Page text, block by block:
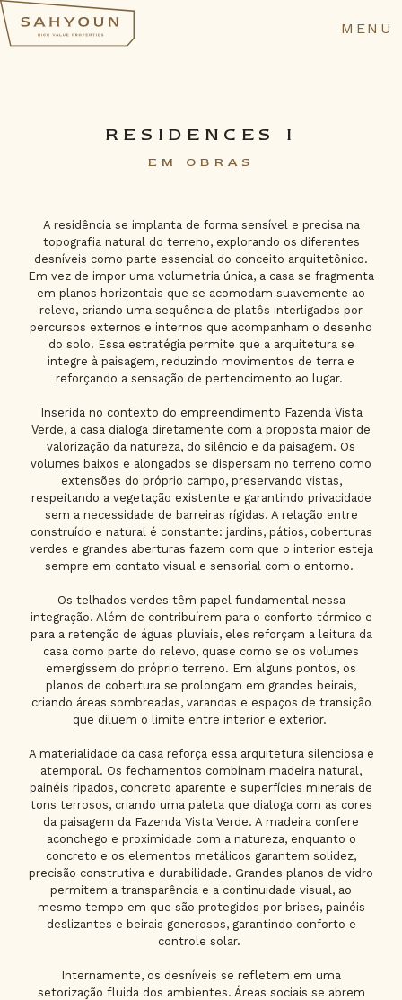
MENU
RESIDENCES I
EM OBRAS
A residência se implanta de forma sensível e precisa na
topografia natural do terreno, explorando os diferentes
desníveis como parte essencial do conceito arquitetônico.
Em vez de impor uma volumetria única, a casa se fragmenta
em planos horizontais que se acomodam suavemente ao
relevo, criando uma sequência de platôs interligados por
percursos externos e internos que acompanham o desenho
do solo. Essa estratégia permite que a arquitetura se
integre à paisagem, reduzindo movimentos de terra e
reforçando a sensação de pertencimento ao lugar.
Inserida no contexto do empreendimento Fazenda Vista
Verde, a casa dialoga diretamente com a proposta maior de
valorização da natureza, do silêncio e da paisagem. Os
volumes baixos e alongados se dispersam no terreno como
extensões do próprio campo, preservando vistas,
respeitando a vegetação existente e garantindo privacidade
sem a necessidade de barreiras rígidas. A relação entre
construído e natural é constante: jardins, pátios, coberturas
verdes e grandes aberturas fazem com que o interior esteja
sempre em contato visual e sensorial com o entorno.
Os telhados verdes têm papel fundamental nessa
integração. Além de contribuírem para o conforto térmico e
para a retenção de águas pluviais, eles reforçam a leitura da
casa como parte do relevo, quase como se os volumes
emergissem do próprio terreno. Em alguns pontos, os
planos de cobertura se prolongam em grandes beirais,
criando áreas sombreadas, varandas e espaços de transição
que diluem o limite entre interior e exterior.
A materialidade da casa reforça essa arquitetura silenciosa e
atemporal. Os fechamentos combinam madeira natural,
painéis ripados, concreto aparente e superfícies minerais de
tons terrosos, criando uma paleta que dialoga com as cores
da paisagem da Fazenda Vista Verde. A madeira confere
aconchego e proximidade com a natureza, enquanto o
concreto e os elementos metálicos garantem solidez,
precisão construtiva e durabilidade. Grandes planos de vidro
permitem a transparência e a continuidade visual, ao
mesmo tempo em que são protegidos por brises, painéis
deslizantes e beirais generosos, garantindo conforto e
controle solar.
Internamente, os desníveis se refletem em uma
setorização fluida dos ambientes. Áreas sociais se abrem